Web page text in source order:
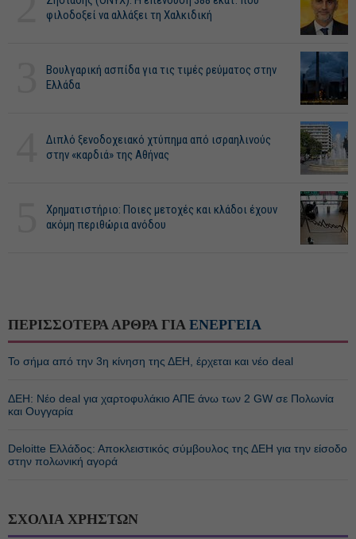
φιλοδοξεί να αλλάξει τη Χαλκιδική
Βουλγαρική ασπίδα για τις τιμές ρεύματος στην
Ελλάδα
Διπλό ξενοδοχειακό χτύπημα από ισραηλινούς
στην «καρδιά» της Αθήνας
Χρηματιστήριο: Ποιες μετοχές και κλάδοι έχουν
ακόμη περιθώρια ανόδου
ΠΕΡΙΣΣΟΤΕΡΑ ΑΡΘΡΑ ΓΙΑ ΕΝΕΡΓΕΙΑ
Το σήμα από την 3η κίνηση της ΔΕΗ, έρχεται και νέο deal
ΔΕΗ: Νέο deal για χαρτοφυλάκιο ΑΠΕ άνω των 2 GW σε Πολωνία
και Ουγγαρία
Deloitte Ελλάδος: Αποκλειστικός σύμβουλος της ΔΕΗ για την είσοδο
στην πολωνική αγορά
ΣΧΟΛΙΑ ΧΡΗΣΤΩΝ